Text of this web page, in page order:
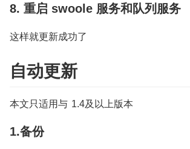
8. 重启 swoole 服务和队列服务
这样就更新成功了
自动更新
本文只适用与 1.4及以上版本
1.备份